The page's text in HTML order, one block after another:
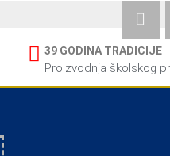
39 GODINA TRADICIJE
Proizvodnja školskog